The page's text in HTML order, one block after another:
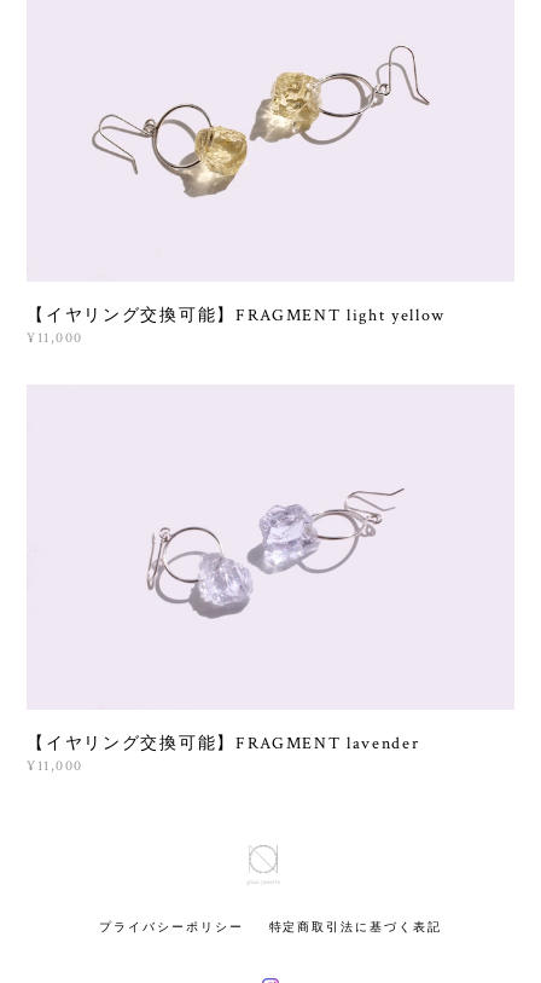
【イヤリング交換可能】FRAGMENT light yellow
¥11,000
【イヤリング交換可能】FRAGMENT lavender
¥11,000
プライバシーポリシー 特定商取引法に基づく表記